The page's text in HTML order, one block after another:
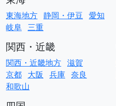
東海地方 静岡・伊豆 愛知
岐阜 三重
関西・近畿
関西・近畿地方 滋賀
京都 大阪 兵庫 奈良
和歌山